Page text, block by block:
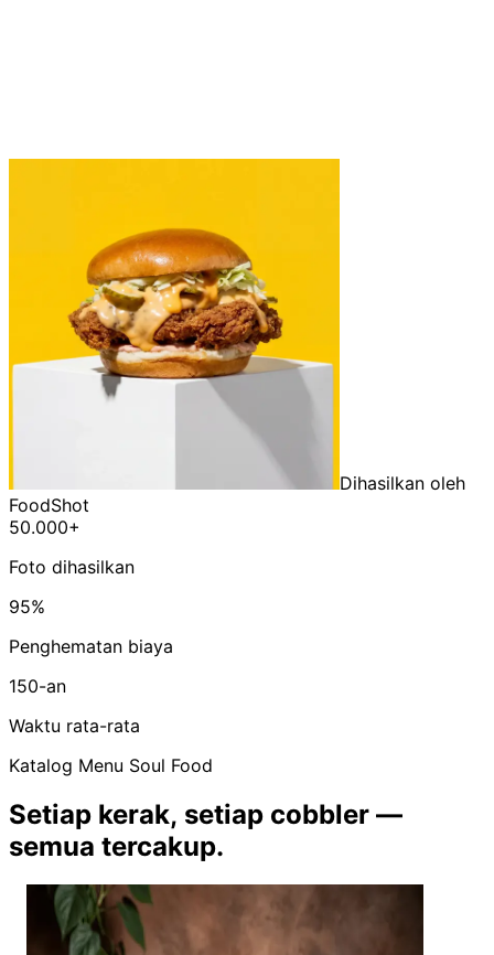
Dihasilkan oleh
FoodShot
50.000+
Foto dihasilkan
95%
Penghematan biaya
150-an
Waktu rata-rata
Katalog Menu Soul Food
Setiap kerak, setiap cobbler —
semua tercakup.